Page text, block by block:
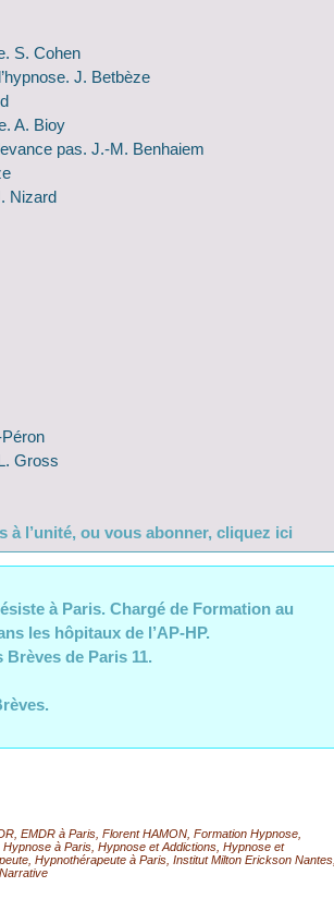
S. Cohen
J. Betbèze
A. Bioy
pas. J.-M. Benhaiem
Nizard
Gross
à l’unité, ou vous abonner, cliquez ici
à Paris. Chargé de Formation au
les hôpitaux de l’AP-HP.
de Paris 11.
EMDR à Paris Florent HAMON Formation Hypnose
Hypnose à Paris Hypnose et Addictions Hypnose et
Hypnothérapeute à Paris Institut Milton Erickson Nantes